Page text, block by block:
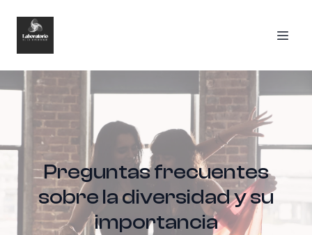
Preguntas frecuentes
sobre la diversidad y su
importancia